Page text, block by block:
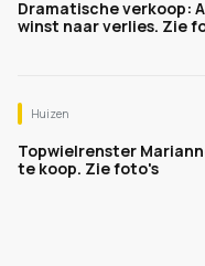
Dramatische verkoop:
winst naar verlies. Zie
Huizen
Topwielrenster
te koop. Zie foto's